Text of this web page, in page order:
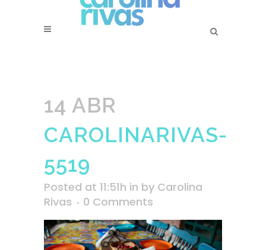
14 ABR
CAROLINARIVAS-
5519
Posted at 11:51h in by Carolina
Rivas
0 Comments